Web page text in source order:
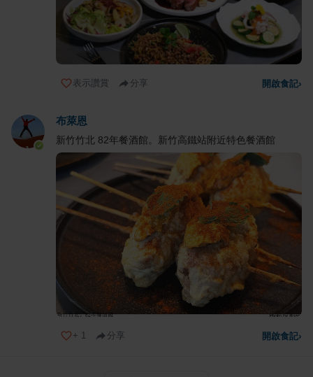
表示讚賞 分享 開啟食記›
布萊恩
新竹竹北 82年餐酒館。新竹高鐵站附近特色餐酒館
+ 1 分享 開啟食記›